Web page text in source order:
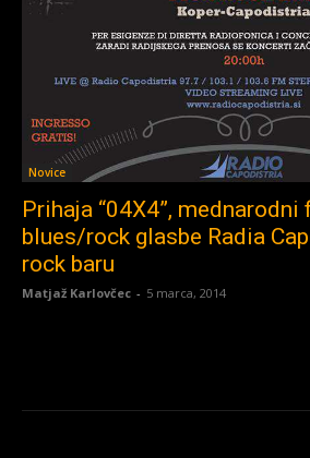
Novice
Prihaja “04X4”, mednarodni
blues/rock glasbe Radia
rock baru
Matjaž Karlovčec - 5 marca, 2014